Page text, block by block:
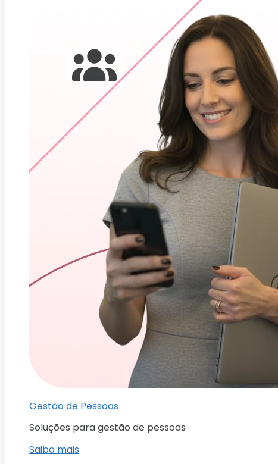
Gestão de Pessoas
Soluções para gestão de pessoas
Saiba mais